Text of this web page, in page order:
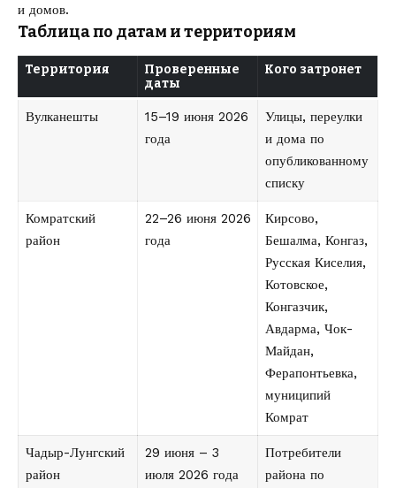
и домов.
Таблица по датам и территориям
Территория
Проверенные
даты
Кого затронет
Вулканешты
15–19 июня 2026
года
Улицы, переулки
и дома по
опубликованному
списку
Комратский
район
22–26 июня 2026
года
Кирсово,
Бешалма, Конгаз,
Русская Киселия,
Котовское,
Конгазчик,
Авдарма, Чок-
Майдан,
Ферапонтьевка,
муниципий
Комрат
Чадыр-Лунгский
район
29 июня – 3
июля 2026 года
Потребители
района по